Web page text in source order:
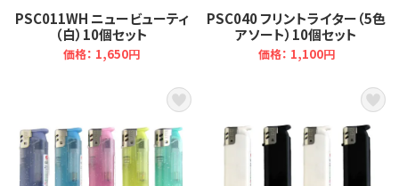
PSC011WH ニュービューティ
（白）10個セット
価格： 1,650円
PSC040 フリントライター（5色
アソート）10個セット
価格： 1,100円